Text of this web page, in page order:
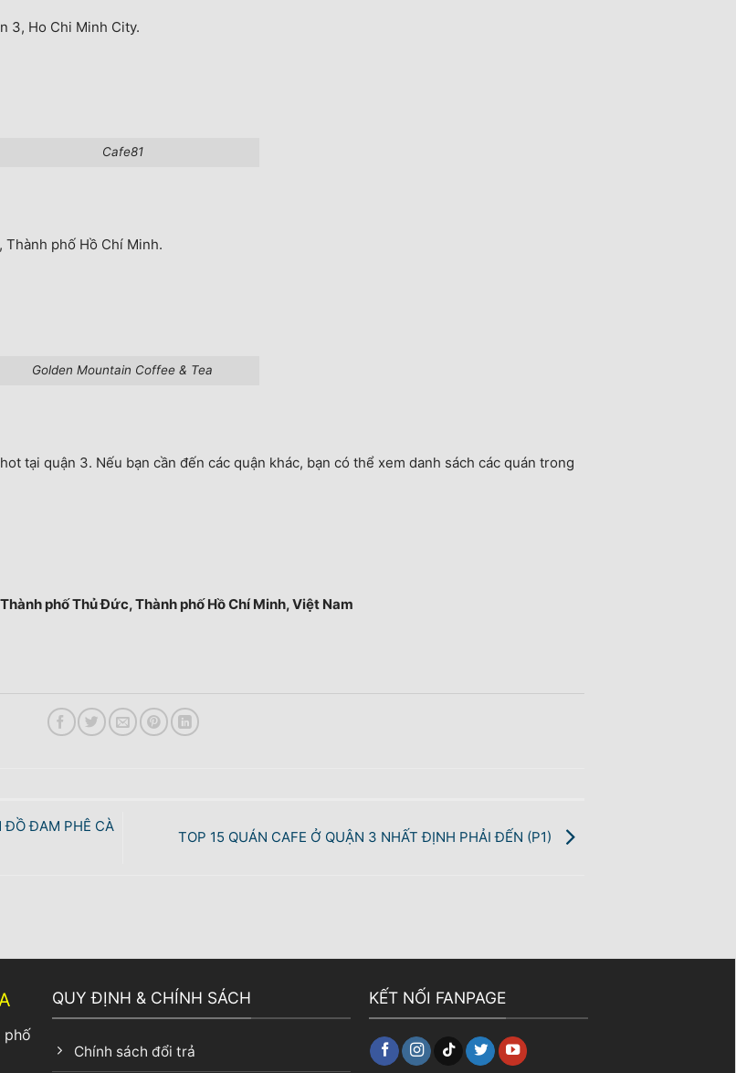
3, Ho Chi Minh City.
Cafe81
phố Hồ Chí Minh.
Golden Mountain Coffee & Tea
tại quận 3. Nếu bạn cần đến các quận khác, bạn có thể xem danh sách các quán trong
phố Thủ Đức, Thành phố Hồ Chí Minh, Việt Nam
ĐỒ ĐAM PHÊ CÀ
TOP 15 QUÁN CAFE Ở QUẬN 3 NHẤT ĐỊNH PHẢI ĐẾN (P1)
phố
QUY ĐỊNH & CHÍNH SÁCH
Chính sách đổi trả
KẾT NỐI FANPAGE